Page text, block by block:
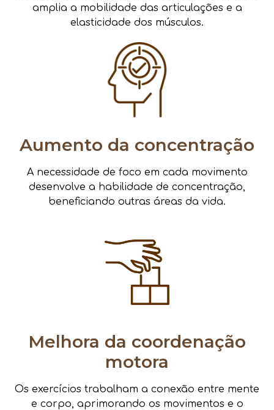
amplia a mobilidade das articulações e a
elasticidade dos músculos.
Aumento da concentração
A necessidade de foco em cada movimento
desenvolve a habilidade de concentração,
beneficiando outras áreas da vida.
Melhora da coordenação
motora
Os exercícios trabalham a conexão entre mente
e corpo, aprimorando os movimentos e o